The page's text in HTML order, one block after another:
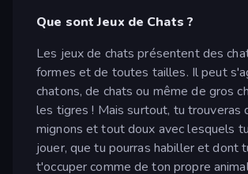
Que sont Jeux de Chats ?
Les jeux de chats présentent des
formes et de toutes tailles. Il peut
chatons, de chats ou même de gros
les tigres ! Mais surtout, tu trouveras
mignons et tout doux avec lesquels
jouer, que tu pourras habiller et dont
t'occuper comme de ton propre